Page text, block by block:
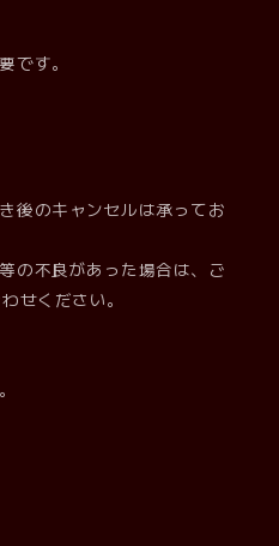
です。
後のキャンセルは承ってお
の不良があった場合は、ご
せください。